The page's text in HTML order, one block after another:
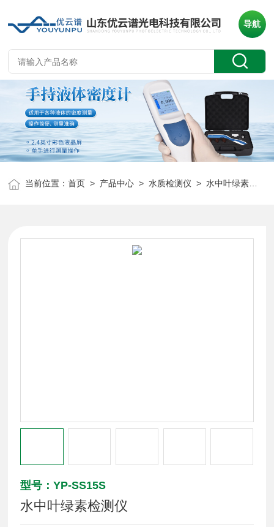
导航
当前位置：首页 > 产品中心 >水质检测仪 >水中叶绿素检测仪
型号：YP-SS15S
水中叶绿素检测仪